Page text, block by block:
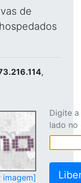
de
,
Digite
lado no